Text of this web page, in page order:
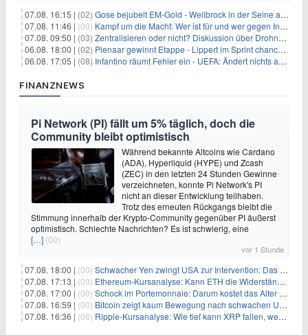
07.08. 16:15 | (02) Gose bejubelt EM-Gold - Wellbrock in der Seine ausgebremst
07.08. 11:46 | (00) Kampf um die Macht: Wer ist für und wer gegen Infantino?
07.08. 09:50 | (03) Zentralisieren oder nicht? Diskussion über Drohnenabwehr
06.08. 18:00 | (02) Pienaar gewinnt Etappe - Lippert im Sprint chancenlos
06.08. 17:05 | (08) Infantino räumt Fehler ein - UEFA: Ändert nichts an Boykott
FINANZNEWS
Pi Network (PI) fällt um 5% täglich, doch die
Community bleibt optimistisch
Während bekannte Altcoins wie Cardano
(ADA), Hyperliquid (HYPE) und Zcash
(ZEC) in den letzten 24 Stunden Gewinne
verzeichneten, konnte Pi Network's PI
nicht an dieser Entwicklung teilhaben.
Trotz des erneuten Rückgangs bleibt die
Stimmung innerhalb der Krypto-Community gegenüber PI äußerst
optimistisch. Schlechte Nachrichten? Es ist schwierig, eine
[…] (00)
vor 1 Stunde
07.08. 18:00 | (00) Schwacher Yen zwingt USA zur Intervention: Das größte Risiko seit 15 Jahren
07.08. 17:13 | (00) Ethereum-Kursanalyse: Kann ETH die Widerstände der gleitenden Durchschnitte überwinden?
07.08. 17:00 | (00) Schock im Portemonnaie: Darum kostet das Alter deutlich mehr als Sie denken
07.08. 16:59 | (00) Bitcoin zeigt kaum Bewegung nach schwachen US-Arbeitsmarktdaten, Fed-Zinserhöhungschancen sinken auf 44%
07.08. 16:36 | (00) Ripple-Kursanalyse: Wie tief kann XRP fallen, wenn die $1-Unterstützung am Wochenende verloren geht?